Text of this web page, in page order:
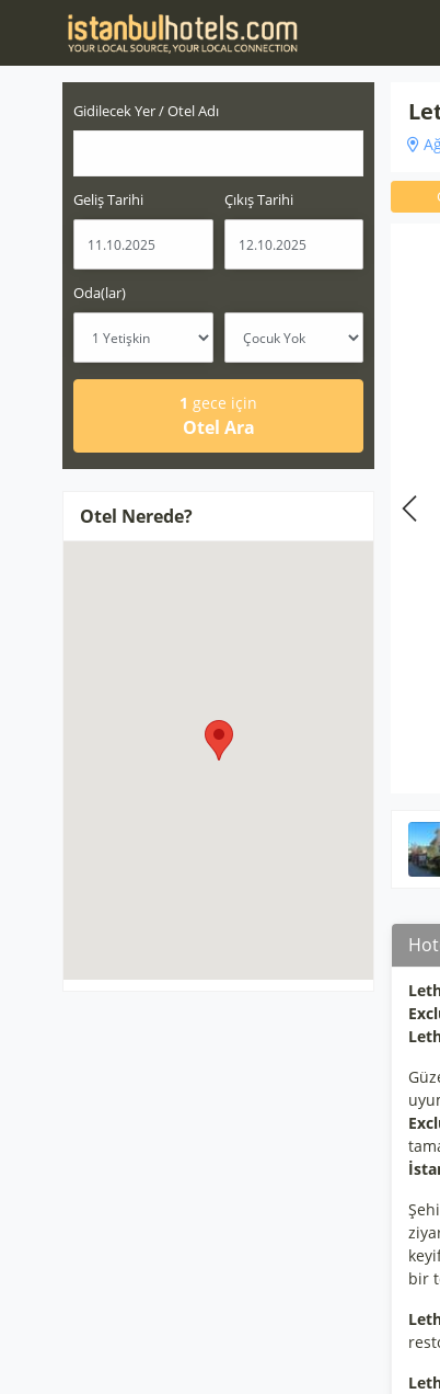
Gidilecek Yer / Otel Adı
Geliş Tarihi Çıkış Tarihi
Oda(lar)
1 gece için
Otel Ara
Otel Nerede?
bir